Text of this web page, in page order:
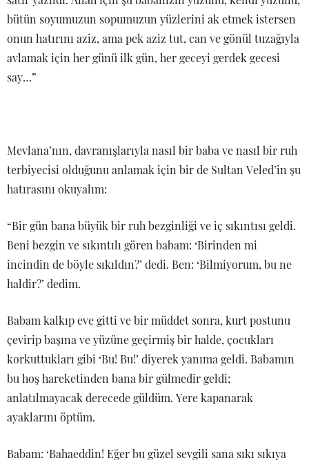
bütün soyumuzun sopumuzun yüzlerini ak etmek istersen
onun hatırını aziz, ama pek aziz tut, can ve gönül tuzağıyla
avlamak için her günü ilk gün, her geceyi gerdek gecesi
say…”
Mevlana’nın, davranışlarıyla nasıl bir baba ve nasıl bir ruh
terbiyecisi olduğunu anlamak için bir de Sultan Veled’in şu
hatırasını okuyalım:
“Bir gün bana büyük bir ruh bezginliği ve iç sıkıntısı geldi.
Beni bezgin ve sıkıntılı gören babam: ‘Birinden mi
incindin de böyle sıkıldın?’ dedi. Ben: ‘Bilmiyorum, bu ne
haldir?’ dedim.
Babam kalkıp eve gitti ve bir müddet sonra, kurt postunu
çevirip başına ve yüzüne geçirmiş bir halde, çocukları
korkuttukları gibi ‘Bu! Bu!’ diyerek yanıma geldi. Babamın
bu hoş hareketinden bana bir gülmedir geldi;
anlatılmayacak derecede güldüm. Yere kapanarak
ayaklarını öptüm.
Babam: ‘Bahaeddin! Eğer bu güzel sevgili sana sıkı sıkıya